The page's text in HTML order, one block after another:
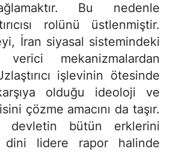
Bu nedenle
rolünü üstlenmiştir.
İran siyasal sistemindeki
mekanizmalardan
işlevinin ötesinde
olduğu ideoloji ve
çözme amacını da taşır.
devletin bütün erklerini
dini lidere rapor halinde